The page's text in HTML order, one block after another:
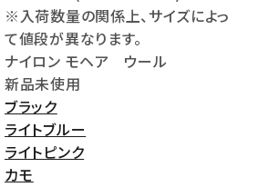
※入荷数量の関係上、サイズによっ
て値段が異なります。
ナイロン モヘア ウール
新品未使用
ブラック
ライトブルー
ライトピンク
カモ